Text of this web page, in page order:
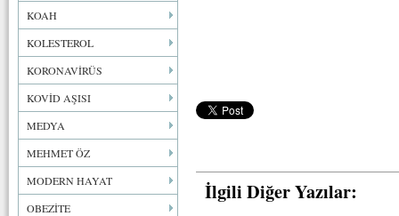
KOAH
KOLESTEROL
KORONAVİRÜS
KOVİD AŞISI
MEDYA
MEHMET ÖZ
MODERN HAYAT
OBEZİTE
İlgili Diğer Yazılar: